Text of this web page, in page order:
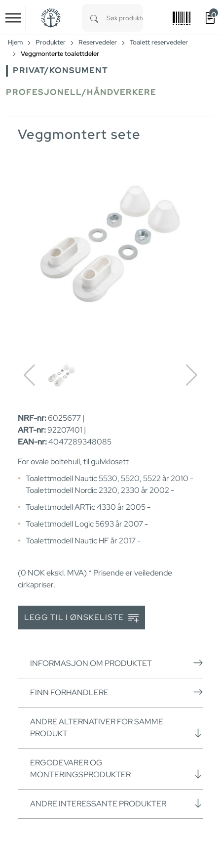
Skip to main content
0
Hjem Produkter Reservedeler
Toalett reservedeler
Veggmonterte toalettdeler
PRIVAT/KONSUMENT
PROFESJONELL/HÅNDVERKERE
Veggmontert sete
NRF-nr:6025677 |
ART-nr:92207401 |
EAN-nr:4047289348085
For ovale boltehull, til gulvklosett
Toalettmodell Nautic 5530, 5520, 5522 år 2010 -
Toalettmodell Nordic 2320, 2330 år 2002 -
Toalettmodell ARTic 4330 år 2005 -
Toalettmodell Logic 5693 år 2007 -
Toalettmodell Nautic HF år 2017 -
(0 NOKekskl. MVA) * Prisende er veiledende
cirkapriser.
LEGG TIL I ØNSKELISTE
INFORMASJON OM PRODUKTET
FINN FORHANDLERE
ANDRE ALTERNATIVER FOR SAMME
PRODUKT
ERGODEVARER OG
MONTERINGSPRODUKTER
ANDRE INTERESSANTE PRODUKTER